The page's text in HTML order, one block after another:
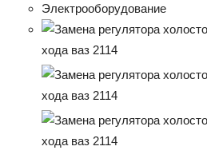
Электрооборудование